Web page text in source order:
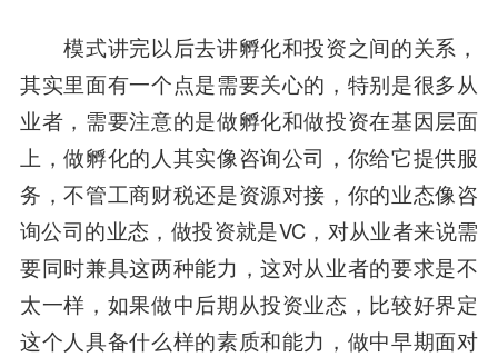
模式讲完以后去讲孵化和投资之间的关系，
其实里面有一个点是需要关心的，特别是很多从
业者，需要注意的是做孵化和做投资在基因层面
上，做孵化的人其实像咨询公司，你给它提供服
务，不管工商财税还是资源对接，你的业态像咨
询公司的业态，做投资就是VC，对从业者来说需
要同时兼具这两种能力，这对从业者的要求是不
太一样，如果做中后期从投资业态，比较好界定
这个人具备什么样的素质和能力，做中早期面对